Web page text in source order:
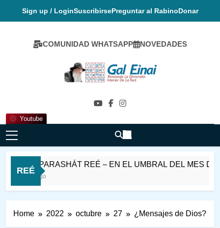
Sign up / LoginSuscribirsePreguntar al RabinoDonar
COMUNIDAD WHATSAPP NOVEDADES
Youtube
Gal Einai En
REÉ
PARASHÁT REÉ – EN EL UMBRAL DEL MES DE
Home 2022 octubre 27 ¿Mensajes de Dios?